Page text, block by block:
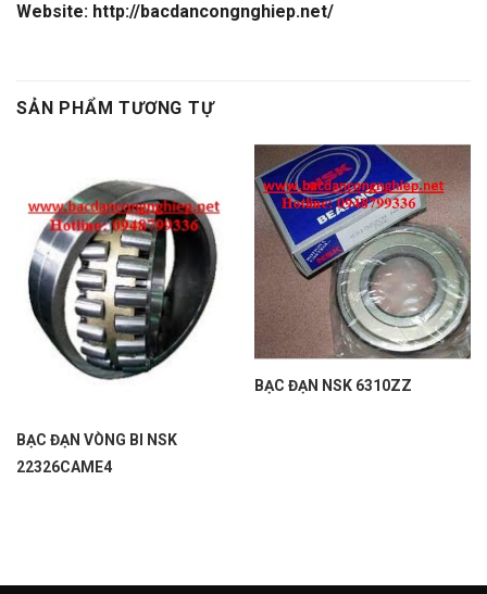
Website: http://bacdancongnghiep.net/
SẢN PHẨM TƯƠNG TỰ
BẠC ĐẠN VÒNG BI NSK
22326CAME4
BẠC ĐẠN NSK 6310ZZ